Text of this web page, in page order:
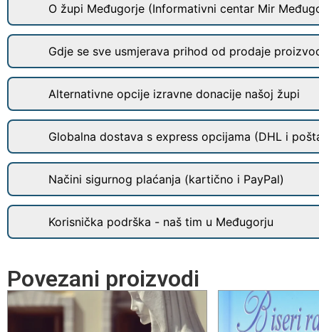
O župi Međugorje (Informativni centar Mir
Gdje se sve usmjerava prihod od prodaje
Alternativne opcije izravne donacije našoj župi
Globalna dostava s express opcijama (DHL i
Načini sigurnog plaćanja (kartično i PayPal)
Korisnička podrška - naš tim u Međugorju
Povezani proizvodi